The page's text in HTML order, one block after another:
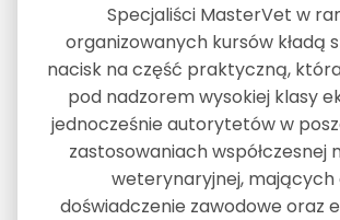
Specjaliści MasterVet w
organizowanych kursów kładą
nacisk na część praktyczną,
pod nadzorem wysokiej klasy
jednocześnie autorytetów w
zastosowaniach współczesnej
weterynaryjnej, mających
doświadczenie zawodowe oraz